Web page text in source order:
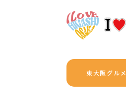
東大阪グルメ